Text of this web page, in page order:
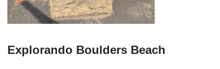
Explorando Boulders Beach